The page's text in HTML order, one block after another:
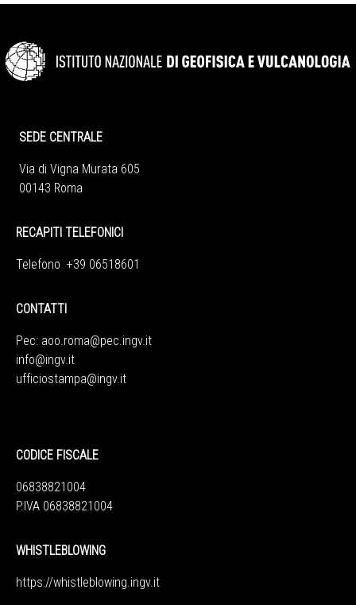
SEDE CENTRALE
Via di Vigna Murata 605
00143 Roma
RECAPITI TELEFONICI
Telefono +39 06518601
CONTATTI
Pec: aoo.roma@pec.ingv.it
info@ingv.it
ufficiostampa@ingv.it
CODICE FISCALE
06838821004
P.IVA 06838821004
WHISTLEBLOWING
https://whistleblowing.ingv.it